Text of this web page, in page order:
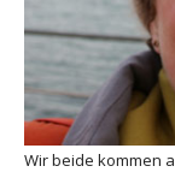
Wir beide kommen